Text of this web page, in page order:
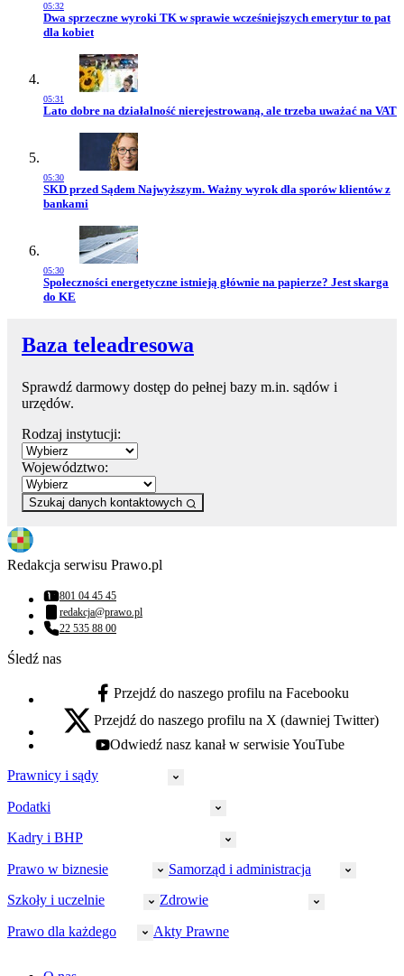
05:32
Przejdź do artykułu:
Dwa sprzeczne wyroki TK w sprawie wcześniejszych emerytur to pat
dla kobiet
05:31
Przejdź do artykułu:
Lato dobre na działalność nierejestrowaną, ale trzeba uważać na VAT
05:30
Przejdź do artykułu:
SKD przed Sądem Najwyższym. Ważny wyrok dla sporów klientów z
bankami
05:30
Przejdź do artykułu:
Społeczności energetyczne istnieją głównie na papierze? Jest skarga
do KE
Baza teleadresowa
Sprawdź darmowy dostęp do pełnej bazy m.in. sądów i
urzędów.
Rodzaj instytucji:
Województwo:
Szukaj danych kontaktowych
Redakcja serwisu Prawo.pl
Numer telefonu:
801 04 45 45
Adres email:
redakcja@prawo.pl
Numer telefonu:
22 535 88 00
Śledź nas
facebook - otwiera się w nowej karcie
Przejdź do naszego profilu na Facebooku
x - otwiera się w nowej karcie
Przejdź do naszego profilu na X (dawniej Twitter)
youtube - otwiera się w nowej karcie
Odwiedź nasz kanał w serwisie YouTube
Prawnicy i sądy
Prawnicy
Policja
Strefa aplikanta
Sędziowie
Podatki
CIT
Akcyza
Rachunkowość
Kadry i BHP
HR
Ubezpieczenia społeczne
Prawo w biznesie
Małe i średnie firmy
Samorząd i administracja
Bezpieczeństwo publiczne
Szkoły i uczelnie Zdrowie
Prawo dla każdego Akty Prawne